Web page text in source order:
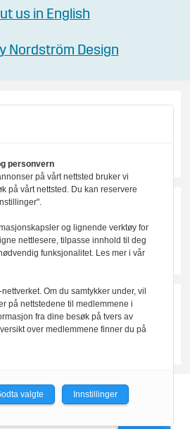
us in English
Nordström Design
by Labrador CMS
personvern
på vårt nettsted bruker vi
på vårt nettsted. Du kan reservere
og lignende verktøy for
nettlesere, tilpasse innhold til deg
funksjonalitet. Les mer i vår
Om du samtykker under, vil
på nettstedene til medlemmene i
fra dine besøk på tvers av
over medlemmene finner du på
valgte Innstillinger